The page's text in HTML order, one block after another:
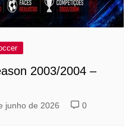
2003/2004 –
junho de 2026 0